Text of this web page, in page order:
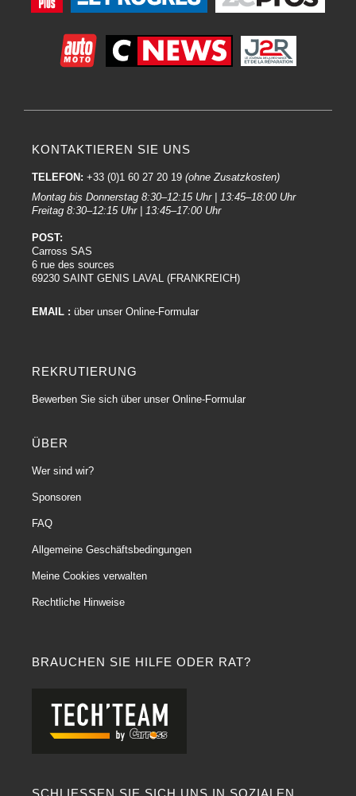
BRAUCHEN SIE HILFE ODER RAT?
SCHLIESSEN SIE SICH UNS IN SOZIALEN
KONTAKTIEREN SIE UNS
TELEFON: +33 (0)1 60 27 20 19 (ohne Zusatzkosten)
Montag bis Donnerstag 8:30–12:15 Uhr | 13:45–18:00 Uhr
Freitag 8:30–12:15 Uhr | 13:45–17:00 Uhr
POST:
Carross SAS
6 rue des sources
69230 SAINT GENIS LAVAL (FRANKREICH)
EMAIL : über unser Online-Formular
REKRUTIERUNG
Bewerben Sie sich über unser Online-Formular
ÜBER
Wer sind wir?
Sponsoren
FAQ
Allgemeine Geschäftsbedingungen
Meine Cookies verwalten
Rechtliche Hinweise